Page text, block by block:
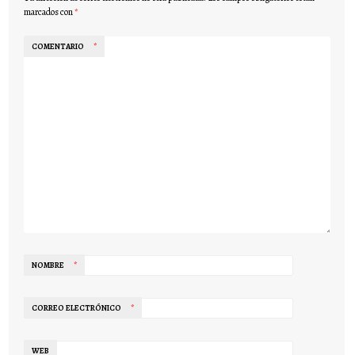
marcados con*
COMENTARIO *
NOMBRE *
CORREO ELECTRÓNICO *
WEB